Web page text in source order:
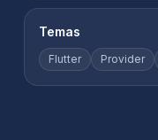
Temas
Flutter Provider